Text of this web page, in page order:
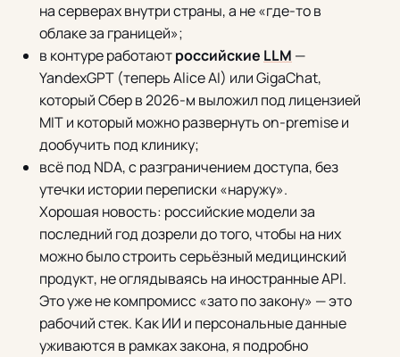
на серверах внутри страны, а не «где-то в
облаке за границей»;
в контуре работаютроссийские LLM —
YandexGPT (теперь Alice AI) или GigaChat,
который Сбер в 2026-м выложил под лицензией
MIT и который можно развернуть on-premise и
дообучить под клинику;
всё под NDA, с разграничением доступа, без
утечки истории переписки «наружу».
Хорошая новость: российские модели за
последний год дозрели до того, чтобы на них
можно было строить серьёзный медицинский
продукт, не оглядываясь на иностранные API.
Это уже не компромисс «зато по закону» — это
рабочий стек. Как ИИ и персональные данные
уживаются в рамках закона, я подробно